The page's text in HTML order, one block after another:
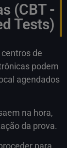
(CBT -
Tests)
de
podem
agendados
na hora,
da prova.